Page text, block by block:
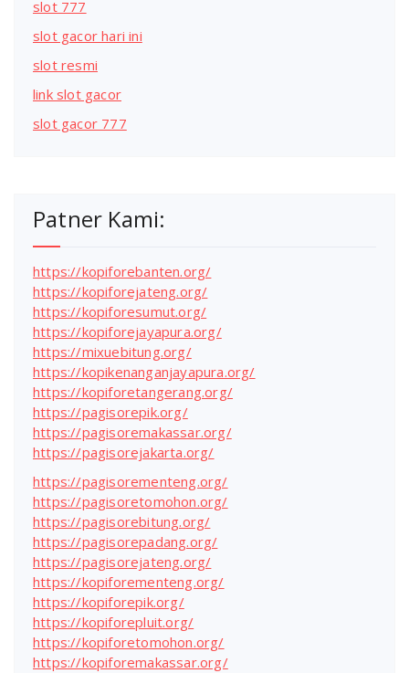
slot 777
slot gacor hari ini
slot resmi
link slot gacor
slot gacor 777
Patner Kami:
https://kopiforebanten.org/
https://kopiforejateng.org/
https://kopiforesumut.org/
https://kopiforejayapura.org/
https://mixuebitung.org/
https://kopikenanganjayapura.org/
https://kopiforetangerang.org/
https://pagisorepik.org/
https://pagisoremakassar.org/
https://pagisorejakarta.org/
https://pagisorementeng.org/
https://pagisoretomohon.org/
https://pagisorebitung.org/
https://pagisorepadang.org/
https://pagisorejateng.org/
https://kopiforementeng.org/
https://kopiforepik.org/
https://kopiforepluit.org/
https://kopiforetomohon.org/
https://kopiforemakassar.org/